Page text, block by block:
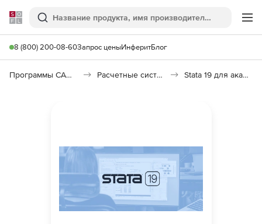
Softline
Поиск
8 (800) 200-08-60Запрос ценыИнферитБлог
Программы САПР и ГИС Расчетные системы и Научное программное обеспечение Stata 19 для академических организаций